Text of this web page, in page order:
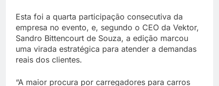
Esta foi a quarta participação consecutiva da
empresa no evento, e, segundo o CEO da Vektor,
Sandro Bittencourt de Souza, a edição marcou
uma virada estratégica para atender a demandas
reais dos clientes.
“A maior procura por carregadores para carros